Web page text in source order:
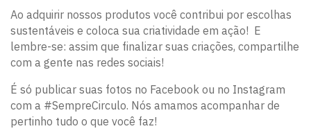
Ao adquirir nossos produtos você contribui por escolhas
sustentáveis e coloca sua criatividade em ação! E
lembre-se: assim que finalizar suas criações, compartilhe
com a gente nas redes sociais!
É só publicar suas fotos no Facebook ou no Instagram
com a #SempreCirculo. Nós amamos acompanhar de
pertinho tudo o que você faz!